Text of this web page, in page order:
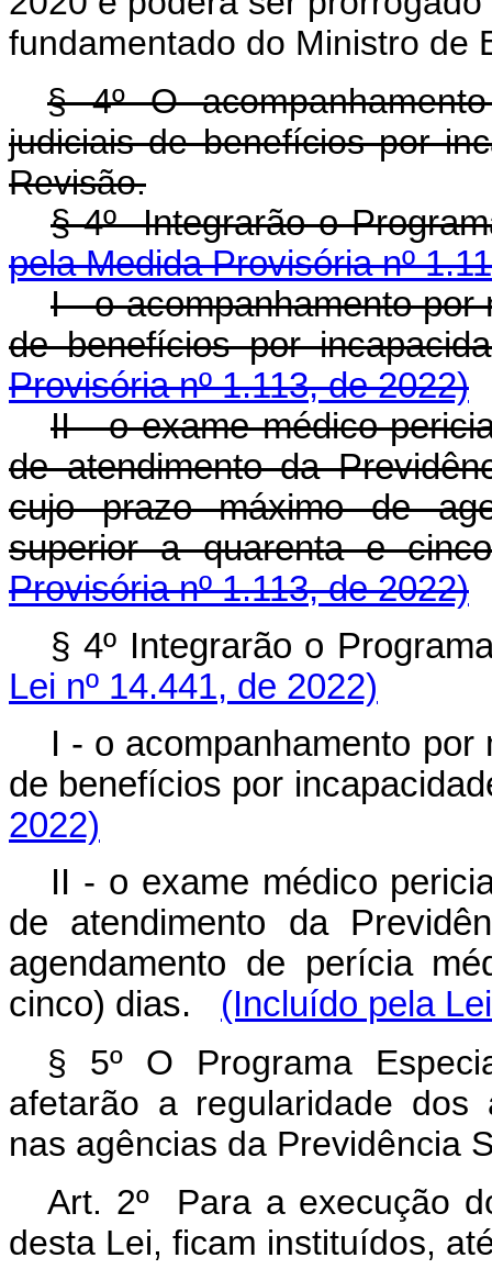
fundamentado do Ministro de
§ 4º O
judiciais de benefícios por
Revisão.
§ 4º Integrarão o
pela Medida Provisória nº
I - o acompanhamento
de benefícios por
Provisória nº 1.113, de 2022)
II - o exame médico
de atendimento da
cujo prazo máximo de
superior a quarenta e
Provisória nº 1.113, de 2022)
§ 4º Integrarão o
Lei nº 14.441, de 2022)
I - o acompanhamento
de benefícios por
2022)
II - o exame médico
de atendimento da
agendamento de perícia
cinco) dias.
(Incluído pela
§ 5º O Programa
afetarão a regularidade dos
nas agências da Previdência
Art. 2º Para a execução
desta Lei, ficam instituídos,